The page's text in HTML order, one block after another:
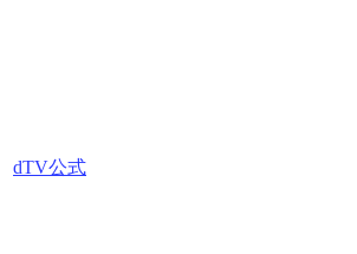
dTV公式